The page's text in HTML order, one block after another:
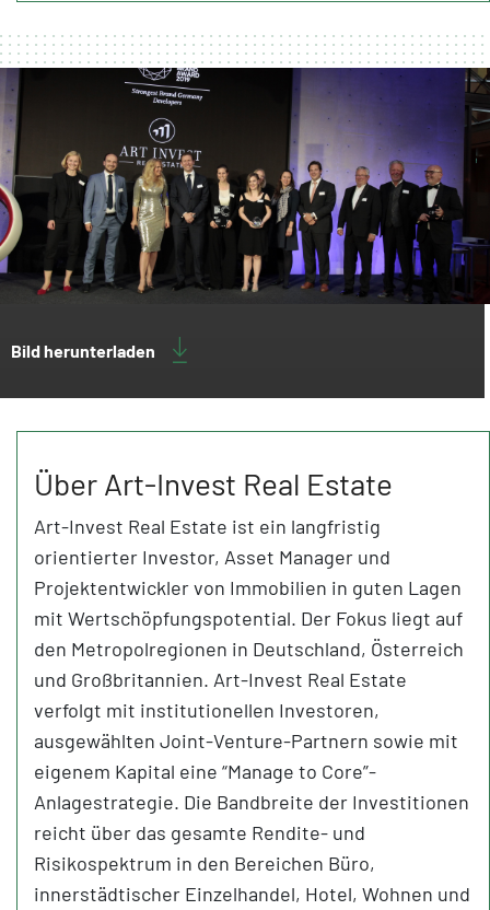
Bild herunterladen
Über Art-Invest Real Estate
Art-Invest Real Estate ist ein langfristig
orientierter Investor, Asset Manager und
Projektentwickler von Immobilien in guten Lagen
mit Wertschöpfungspotential. Der Fokus liegt auf
den Metropolregionen in Deutschland, Österreich
und Großbritannien. Art-Invest Real Estate
verfolgt mit institutionellen Investoren,
ausgewählten Joint-Venture-Partnern sowie mit
eigenem Kapital eine “Manage to Core”-
Anlagestrategie. Die Bandbreite der Investitionen
reicht über das gesamte Rendite- und
Risikospektrum in den Bereichen Büro,
innerstädtischer Einzelhandel, Hotel, Wohnen und